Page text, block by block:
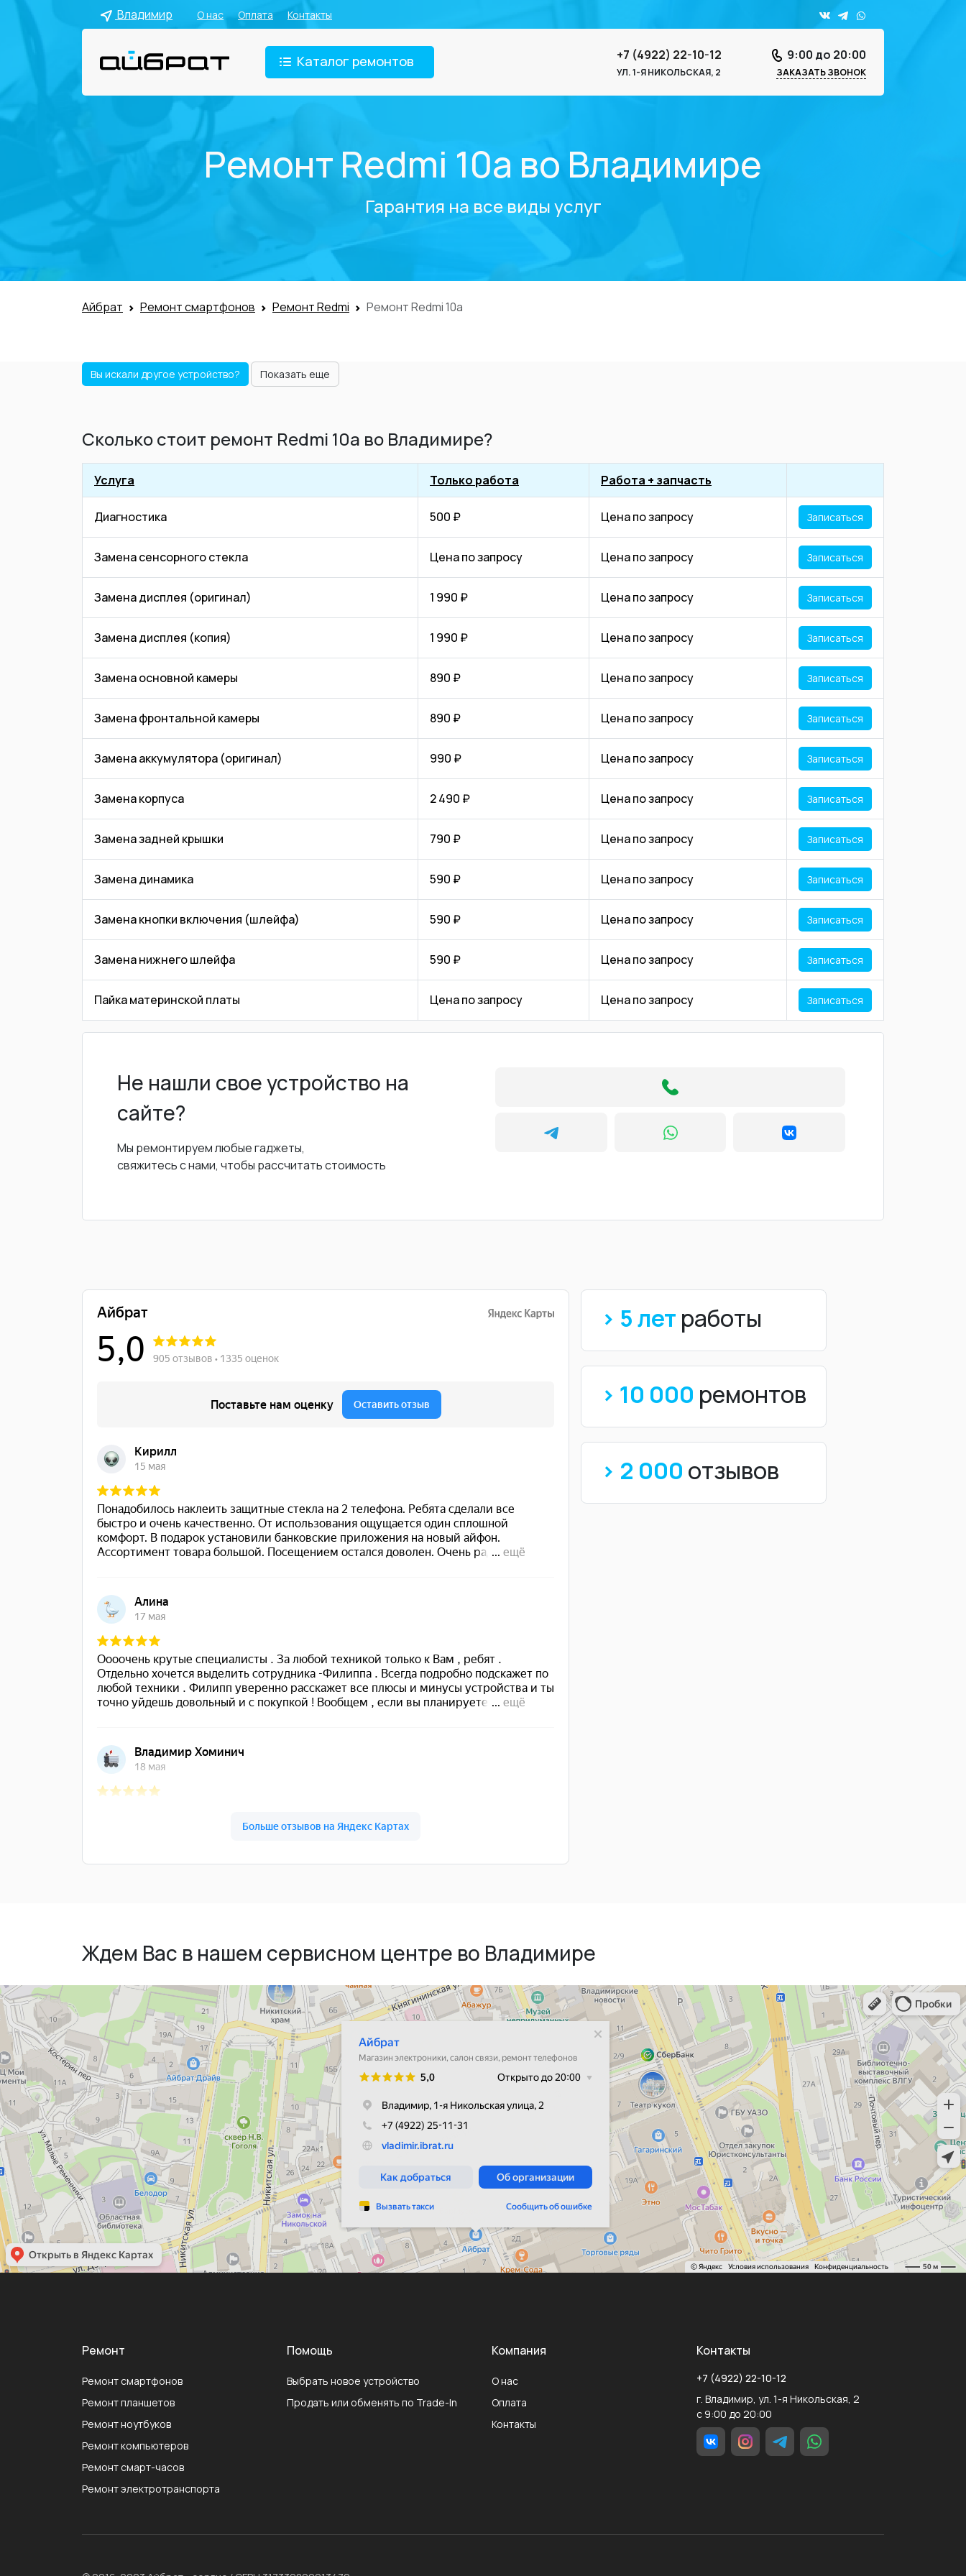
Владимир О нас Оплата Контакты
Каталог ремонтов +7 (4922) 22-10-12
УЛ. 1-Я НИКОЛЬСКАЯ, 2
9:00 до 20:00
ЗАКАЗАТЬ ЗВОНОК
Ремонт Redmi 10a во Владимире
Гарантия на все виды услуг
Айбрат Ремонт смартфонов Ремонт Redmi Ремонт Redmi 10a
Вы искали другое устройство? Показать еще
Сколько стоит ремонт Redmi 10a во Владимире?
Услуга Только работа Работа + запчасть
Диагностика 500 ₽ Цена по запросу Записаться
Замена сенсорного стекла Цена по запросу Цена по запросу Записаться
Замена дисплея (оригинал) 1 990 ₽ Цена по запросу Записаться
Замена дисплея (копия) 1 990 ₽ Цена по запросу Записаться
Замена основной камеры 890 ₽ Цена по запросу Записаться
Замена фронтальной камеры 890 ₽ Цена по запросу Записаться
Замена аккумулятора (оригинал) 990 ₽ Цена по запросу Записаться
Замена корпуса 2 490 ₽ Цена по запросу Записаться
Замена задней крышки 790 ₽ Цена по запросу Записаться
Замена динамика 590 ₽ Цена по запросу Записаться
Замена кнопки включения (шлейфа) 590 ₽ Цена по запросу Записаться
Замена нижнего шлейфа 590 ₽ Цена по запросу Записаться
Пайка материнской платы Цена по запросу Цена по запросу Записаться
Не нашли свое устройство на
сайте?
Мы ремонтируем любые гаджеты,
свяжитесь с нами, чтобы рассчитать стоимость
> 5 лет работы
> 10 000 ремонтов
> 2 000 отзывов
Ждем Вас в нашем сервисном центре во Владимире
Ремонт
Ремонт смартфонов
Ремонт планшетов
Ремонт ноутбуков
Ремонт компьютеров
Ремонт смарт-часов
Ремонт электротранспорта
Помощь
Выбрать новое устройство
Продать или обменять по Trade-In
Компания
О нас
Оплата
Контакты
Контакты
+7 (4922) 22-10-12
г. Владимир, ул. 1-я Никольская, 2
с 9:00 до 20:00